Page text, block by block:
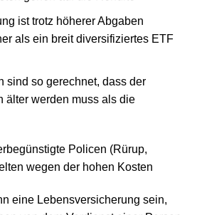
ist trotz höherer Abgaben
als ein breit diversifiziertes ETF
sind so gerechnet, dass der
älter werden muss als die
Policen (Rürup,
wegen der hohen Kosten
eine Lebensversicherung sein,